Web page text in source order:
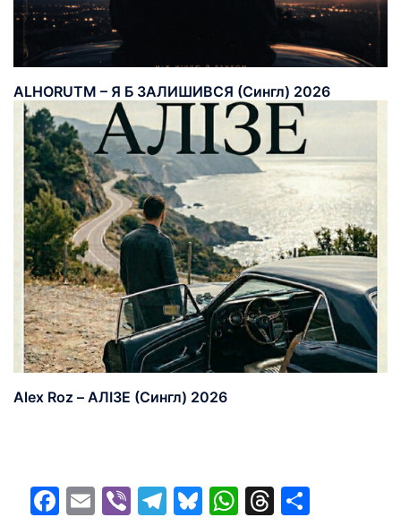
ALHORUTM – Я Б ЗАЛИШИВСЯ (Сингл) 2026
Alex Roz – АЛІЗЕ (Сингл) 2026
Facebook
EmailViberTelegram
Bluesky
WhatsApp
Threads